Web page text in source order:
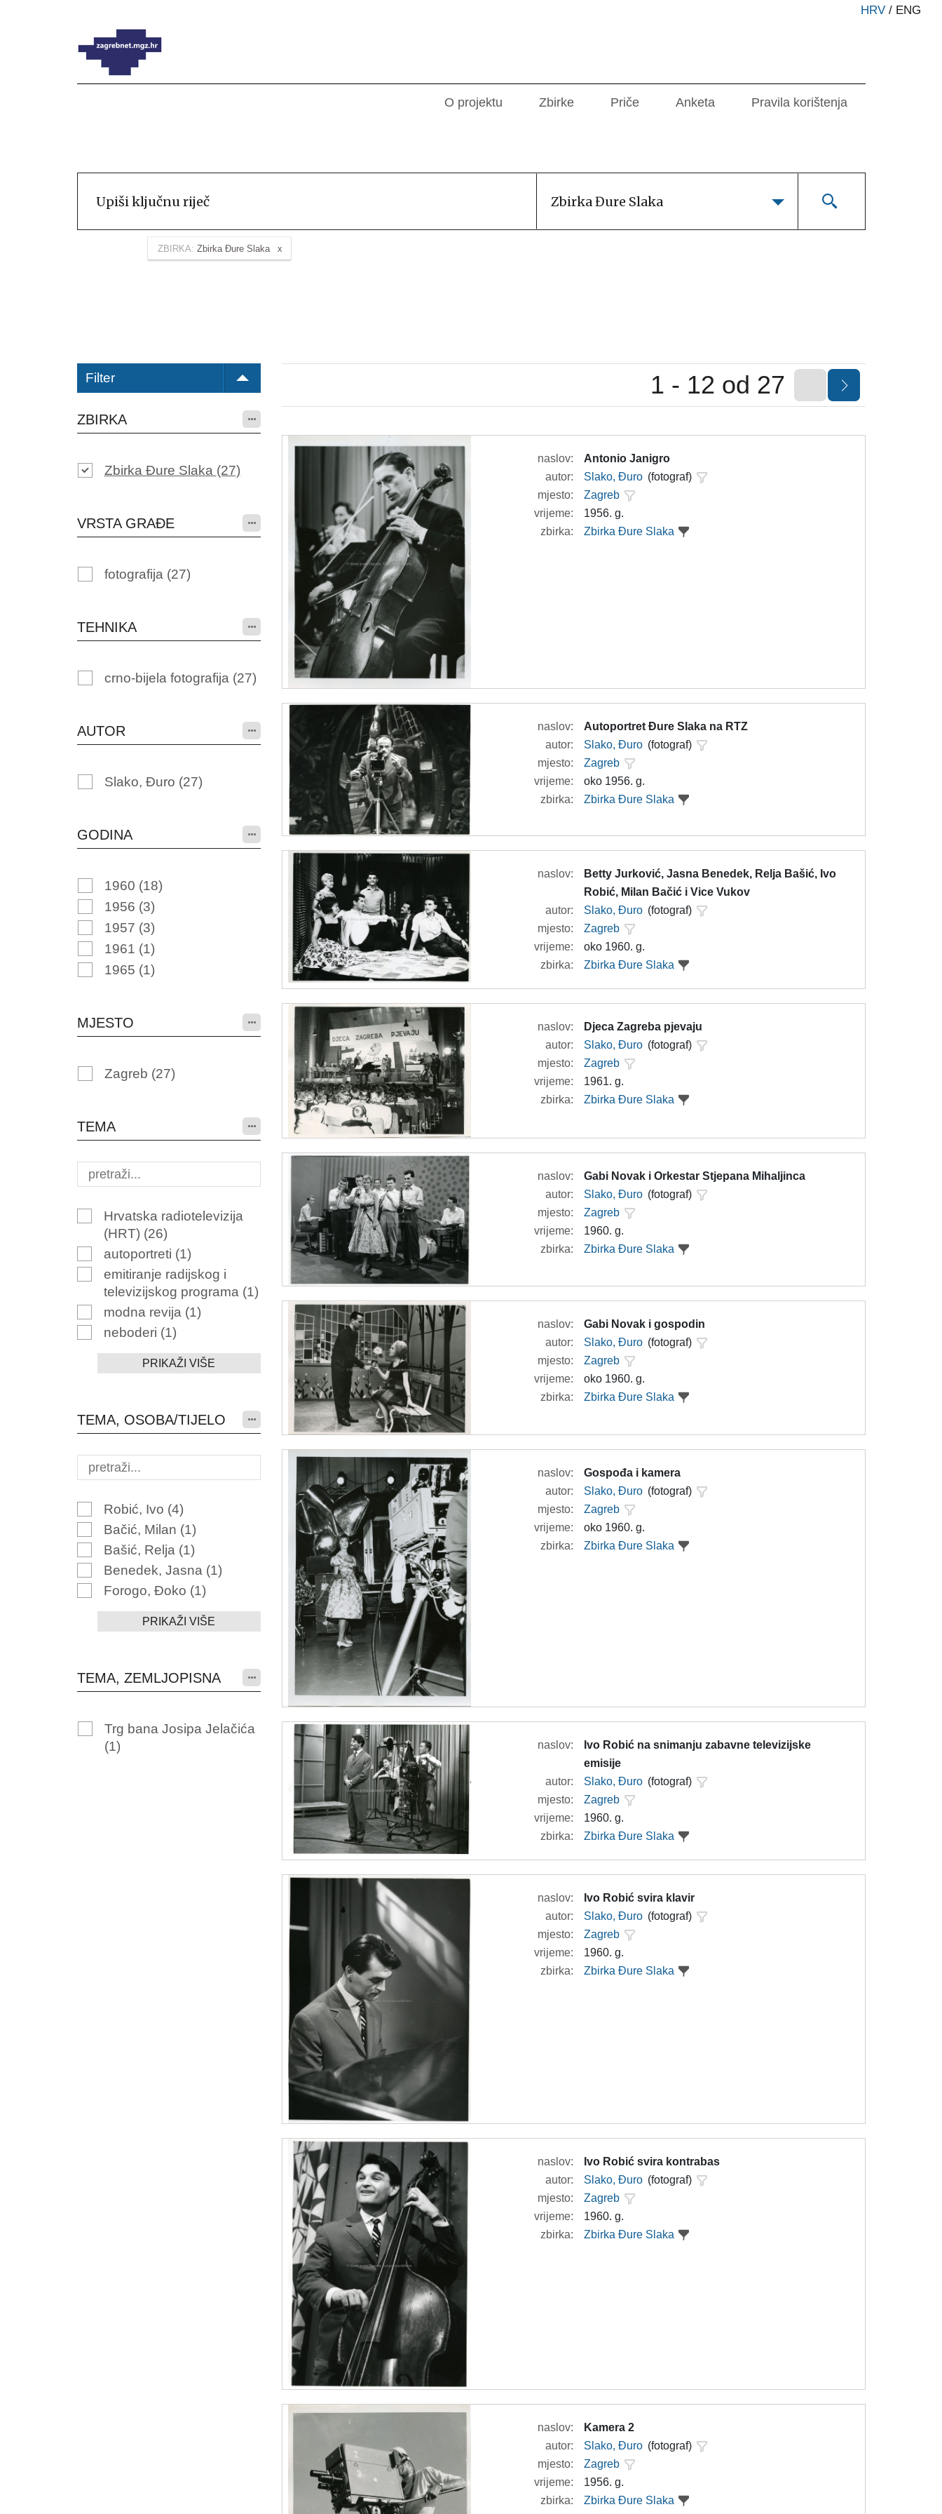
HRV / ENG
O projektu Zbirke Priče Anketa Pravila korištenja
Zbirka Đure Slaka
ZBIRKA: Zbirka Đure Slaka
Filter
ZBIRKA
Zbirka Đure Slaka (27)
VRSTA GRAĐE
fotografija (27)
TEHNIKA
crno-bijela fotografija (27)
AUTOR
Slako, Đuro (27)
GODINA
1960 (18)
1956 (3)
1957 (3)
1961 (1)
1965 (1)
MJESTO
Zagreb (27)
TEMA
Hrvatska radiotelevizija
(HRT) (26)
autoportreti (1)
emitiranje radijskog i
televizijskog programa (1)
modna revija (1)
neboderi (1)
PRIKAŽI VIŠE
TEMA, OSOBA/TIJELO
Robić, Ivo (4)
Bačić, Milan (1)
Bašić, Relja (1)
Benedek, Jasna (1)
Forogo, Đoko (1)
PRIKAŽI VIŠE
TEMA, ZEMLJOPISNA
Trg bana Josipa Jelačića
(1)
1 - 12 od 27
naslov:
Antonio Janigro
autor:
Slako, Đuro (fotograf)
mjesto:
Zagreb
vrijeme:
1956. g.
zbirka:
Zbirka Đure Slaka
naslov:
Autoportret Đure Slaka na RTZ
autor:
Slako, Đuro (fotograf)
mjesto:
Zagreb
vrijeme:
oko 1956. g.
zbirka:
Zbirka Đure Slaka
naslov:
Betty Jurković, Jasna Benedek, Relja Bašić, Ivo
Robić, Milan Bačić i Vice Vukov
autor:
Slako, Đuro (fotograf)
mjesto:
Zagreb
vrijeme:
oko 1960. g.
zbirka:
Zbirka Đure Slaka
naslov:
Djeca Zagreba pjevaju
autor:
Slako, Đuro (fotograf)
mjesto:
Zagreb
vrijeme:
1961. g.
zbirka:
Zbirka Đure Slaka
naslov:
Gabi Novak i Orkestar Stjepana Mihaljinca
autor:
Slako, Đuro (fotograf)
mjesto:
Zagreb
vrijeme:
1960. g.
zbirka:
Zbirka Đure Slaka
naslov:
Gabi Novak i gospodin
autor:
Slako, Đuro (fotograf)
mjesto:
Zagreb
vrijeme:
oko 1960. g.
zbirka:
Zbirka Đure Slaka
naslov:
Gospođa i kamera
autor:
Slako, Đuro (fotograf)
mjesto:
Zagreb
vrijeme:
oko 1960. g.
zbirka:
Zbirka Đure Slaka
naslov:
Ivo Robić na snimanju zabavne televizijske
emisije
autor:
Slako, Đuro (fotograf)
mjesto:
Zagreb
vrijeme:
1960. g.
zbirka:
Zbirka Đure Slaka
naslov:
Ivo Robić svira klavir
autor:
Slako, Đuro (fotograf)
mjesto:
Zagreb
vrijeme:
1960. g.
zbirka:
Zbirka Đure Slaka
naslov:
Ivo Robić svira kontrabas
autor:
Slako, Đuro (fotograf)
mjesto:
Zagreb
vrijeme:
1960. g.
zbirka:
Zbirka Đure Slaka
naslov:
Kamera 2
autor:
Slako, Đuro (fotograf)
mjesto:
Zagreb
vrijeme:
1956. g.
zbirka:
Zbirka Đure Slaka